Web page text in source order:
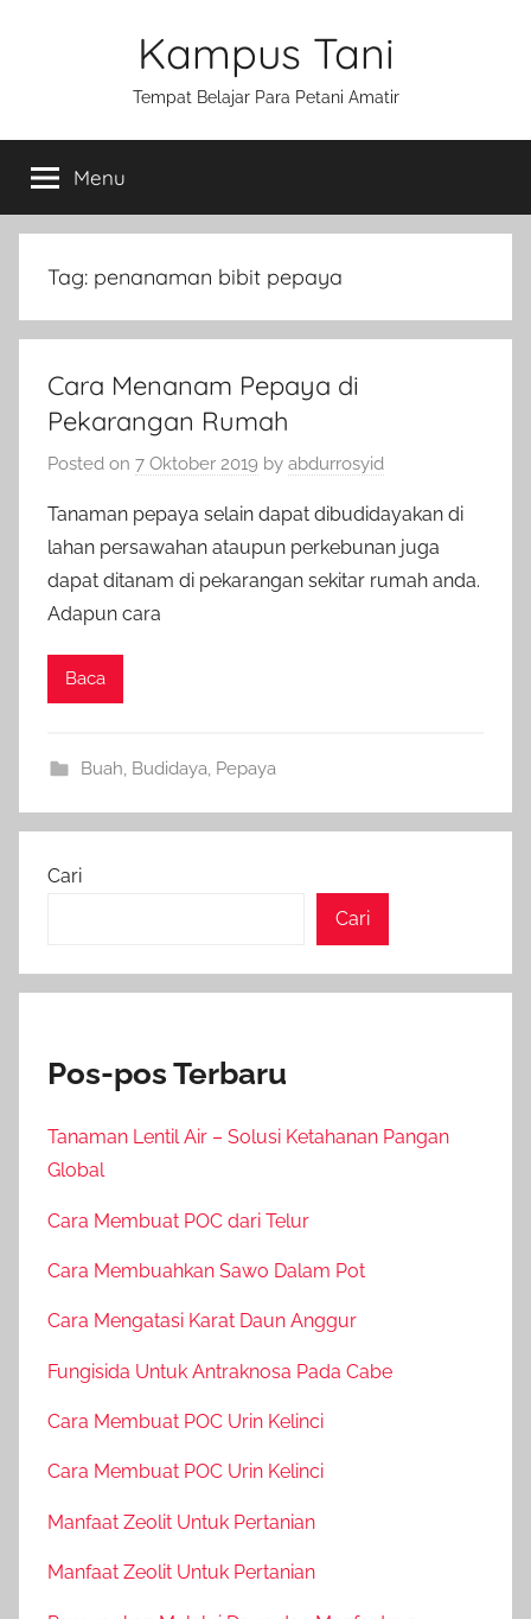
Kampus Tani
Tempat Belajar Para Petani Amatir
Menu
Tag: penanaman bibit pepaya
Cara Menanam Pepaya di
Pekarangan Rumah
Posted on 7 Oktober 2019 by abdurrosyid
Tanaman pepaya selain dapat dibudidayakan di
lahan persawahan ataupun perkebunan juga
dapat ditanam di pekarangan sekitar rumah anda.
Adapun cara
Baca
Buah Budidaya Pepaya
Cari
Cari
Pos-pos Terbaru
Tanaman Lentil Air – Solusi Ketahanan Pangan
Global
Cara Membuat POC dari Telur
Cara Membuahkan Sawo Dalam Pot
Cara Mengatasi Karat Daun Anggur
Fungisida Untuk Antraknosa Pada Cabe
Cara Membuat POC Urin Kelinci
Cara Membuat POC Urin Kelinci
Manfaat Zeolit Untuk Pertanian
Manfaat Zeolit Untuk Pertanian